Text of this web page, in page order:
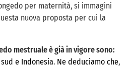
per maternità, si immagini
nuova proposta per cui la
mestruale è già in vigore sono:
e Indonesia. Ne deduciamo che,